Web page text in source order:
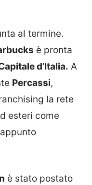
al termine.
è pronta
d’Italia. A
Percassi,
la rete
esteri come
è stato postato